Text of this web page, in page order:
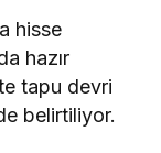
hisse
hazır
tapu devri
belirtiliyor.